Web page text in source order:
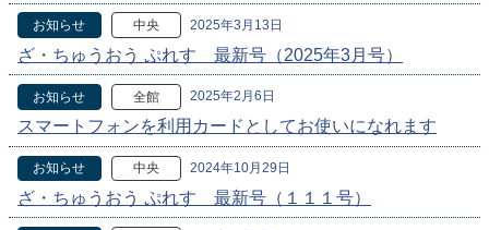
お知らせ 中央 2025年3月13日
ざ・ちゅうおう ぷれす 最新号（2025年3月号）
お知らせ 全館 2025年2月6日
スマートフォンを利用カードとしてお使いになれます
お知らせ 中央 2024年10月29日
ざ・ちゅうおう ぷれす 最新号（１１１号）